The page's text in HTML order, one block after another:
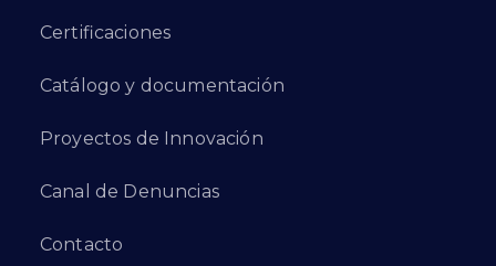
Certificaciones
Catálogo y documentación
Proyectos de Innovación
Canal de Denuncias
Contacto